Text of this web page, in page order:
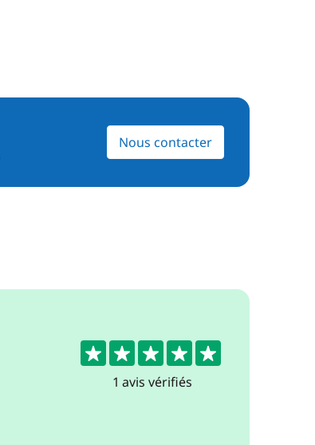
Nous contacter
5
1 avis vérifiés